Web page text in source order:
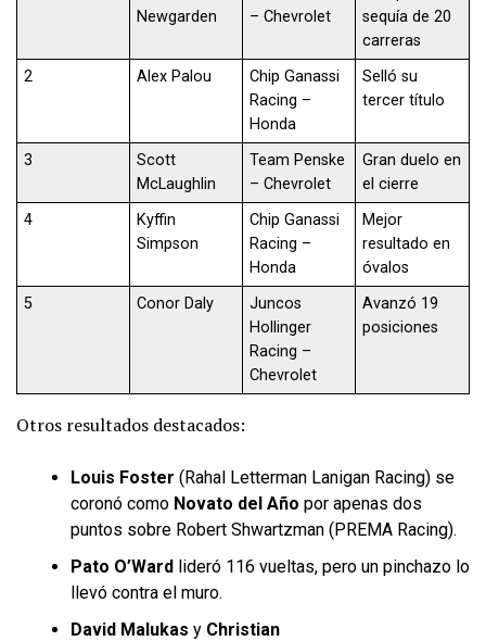
Newgarden
– Chevrolet
sequía de 20
carreras
2
Alex Palou
Chip Ganassi
Racing –
Honda
Selló su
tercer título
3
Scott
McLaughlin
Team Penske
– Chevrolet
Gran duelo en
el cierre
4
Kyffin
Simpson
Chip Ganassi
Racing –
Honda
Mejor
resultado en
óvalos
5
Conor Daly
Juncos
Hollinger
Racing –
Chevrolet
Avanzó 19
posiciones
Otros resultados destacados:
Louis Foster (Rahal Letterman Lanigan Racing) se
coronó como Novato del Año por apenas dos
puntos sobre Robert Shwartzman (PREMA Racing).
Pato O’Ward lideró 116 vueltas, pero un pinchazo lo
llevó contra el muro.
David Malukas y Christian